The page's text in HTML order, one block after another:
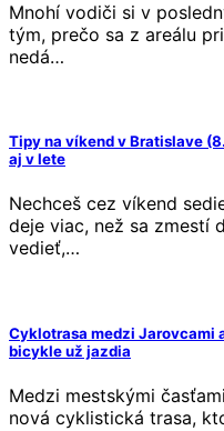
Mnohí vodiči si v
tým, prečo sa z areálu
nedá…
Tipy na víkend v Bratislave
aj v lete
Nechceš cez víkend
deje viac, než sa zmestí
vedieť,…
Cyklotrasa medzi Jarovcami
bicykle už jazdia
Medzi mestskými
nová cyklistická trasa,